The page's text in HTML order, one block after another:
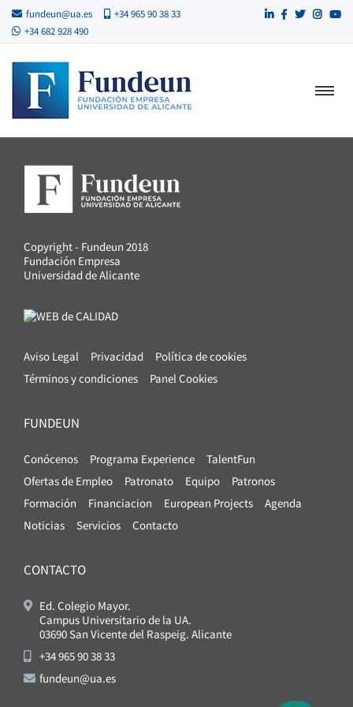
fundeun@ua.es
+34 965 90 38 33
+34 682 928 490
Copyright - Fundeun 2018
Fundación Empresa
Universidad de Alicante
Aviso Legal Privacidad
Política de cookies
Términos y condiciones
Panel Cookies
FUNDEUN
Conócenos Programa Experience
TalentFun
Ofertas de Empleo
Patronato Equipo
Patronos
Formación
Financiacion European Projects
Agenda
Noticias
Servicios Contacto
CONTACTO
Ed. Colegio Mayor.
Campus Universitario de la UA.
03690 San Vicente del Raspeig. Alicante
+34 965 90 38 33
fundeun@ua.es